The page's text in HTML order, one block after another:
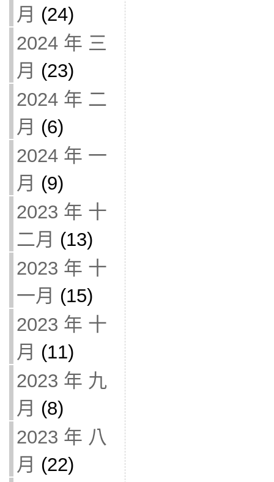
月 (24)
2024 年 三
月 (23)
2024 年 二
月 (6)
2024 年 一
月 (9)
2023 年 十
二月 (13)
2023 年 十
一月 (15)
2023 年 十
月 (11)
2023 年 九
月 (8)
2023 年 八
月 (22)